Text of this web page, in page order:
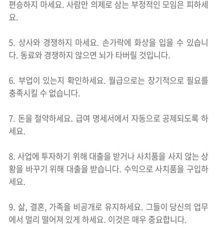
편승하지 마세요. 사람만 의제로 삼는 부정적인 모임은 피하세
요.
5. 상사와 경쟁하지 마세요. 손가락에 화상을 입을 수 있습니
다. 동료와 경쟁하지 않으면 뇌가 타버릴 것입니다.
6. 부업이 있는지 확인하세요. 월급으로는 장기적으로 필요를
충족시킬 수 없습니다.
7. 돈을 절약하세요. 급여 명세서에서 자동으로 공제되도록 하
세요.
8. 사업에 투자하기 위해 대출을 받거나 사치품을 사지 않는 상
황을 바꾸기 위해 대출을 받습니다. 수익으로 사치품을 구입하
세요.
9. 삶, 결혼, 가족을 비공개로 유지하세요. 그들이 당신의 업무
에서 멀리 떨어져 있게 하세요. 이것은 매우 중요합니다.